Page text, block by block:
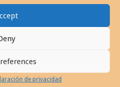
de privacidad
Quevedo del Humor desarrolla
Miguel de Cervantes